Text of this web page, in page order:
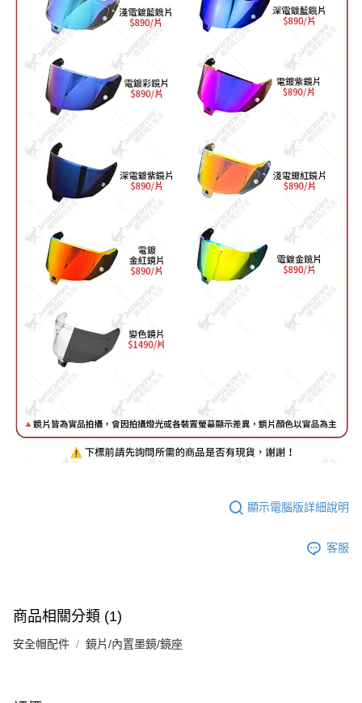
顯示電腦版詳細說明
客服
商品相關分類 (1)
安全帽配件 鏡片/內置墨鏡/鏡座